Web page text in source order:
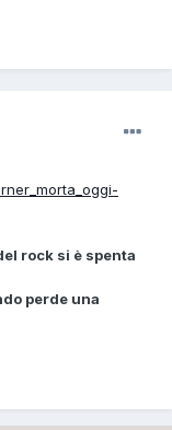
rock si è spenta
perde una